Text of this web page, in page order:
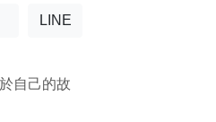
另開新視窗)
至噗浪(另開新視窗)
LINE
自己的故